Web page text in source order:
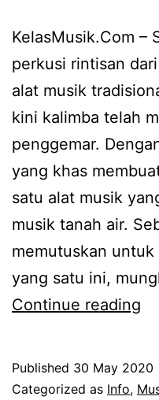
KelasMusik.Com –
perkusi rintisan
alat musik
kini kalimba telah
penggemar.
yang khas
satu alat musik
musik tanah air.
memutuskan
yang satu ini,
Continue reading
Ini
Published 30 May 2020
Categorized as Info,